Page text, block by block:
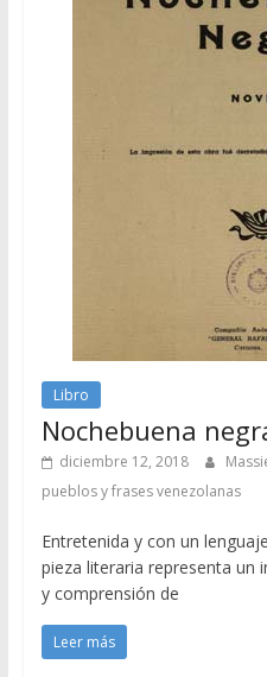
Libro
Nochebuena
diciembre 12, 2018
pueblos y frases venezolanas
Entretenida y con un
pieza literaria representa un
y comprensión de
Leer más